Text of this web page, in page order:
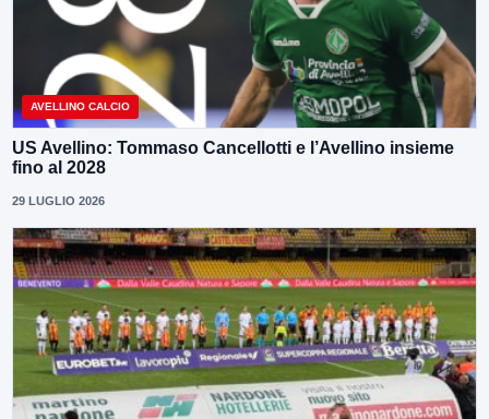
AVELLINO CALCIO
US Avellino: Tommaso Cancellotti e l’Avellino insieme
fino al 2028
29 LUGLIO 2026